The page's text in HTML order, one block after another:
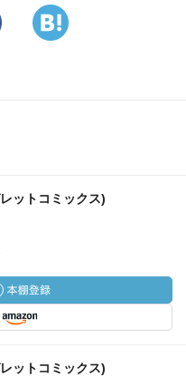
ットコミックス)
ットコミックス)